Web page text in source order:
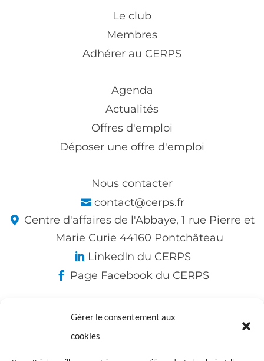
Gérer le consentement aux
cookies
Le club
Membres
Adhérer au CERPS
Agenda
Actualités
Offres d'emploi
Déposer une offre d'emploi
Nous contacter
contact@cerps.fr
Centre d'affaires de l'Abbaye, 1 rue Pierre et
Marie Curie 44160 Pontchâteau
LinkedIn du CERPS
Page Facebook du CERPS
Nos partenaires :